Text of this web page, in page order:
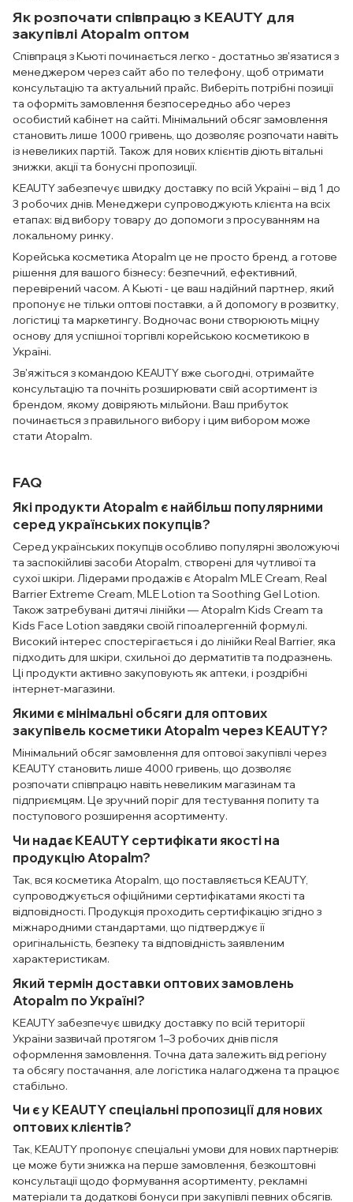
Як розпочати співпрацю з KEAUTY для
закупівлі Atopalm оптом
Співпраця з Кьюті починається легко - достатньо зв'язатися з
менеджером через сайт або по телефону, щоб отримати
консультацію та актуальний прайс. Виберіть потрібні позиції
та оформіть замовлення безпосередньо або через
особистий кабінет на сайті. Мінімальний обсяг замовлення
становить лише 1000 гривень, що дозволяє розпочати навіть
із невеликих партій. Також для нових клієнтів діють вітальні
знижки, акції та бонусні пропозиції.
KEAUTY забезпечує швидку доставку по всій Україні – від 1 до
3 робочих днів. Менеджери супроводжують клієнта на всіх
етапах: від вибору товару до допомоги з просуванням на
локальному ринку.
Корейська косметика Atopalm це не просто бренд, а готове
рішення для вашого бізнесу: безпечний, ефективний,
перевірений часом. А Кьюті - це ваш надійний партнер, який
пропонує не тільки оптові поставки, а й допомогу в розвитку,
логістиці та маркетингу. Водночас вони створюють міцну
основу для успішної торгівлі корейською косметикою в
Україні.
Зв'яжіться з командою KEAUTY вже сьогодні, отримайте
консультацію та почніть розширювати свій асортимент із
брендом, якому довіряють мільйони. Ваш прибуток
починається з правильного вибору і цим вибором може
стати Atopalm.
FAQ
Які продукти Atopalm є найбільш популярними
серед українських покупців?
Серед українських покупців особливо популярні зволожуючі
та заспокійливі засоби Atopalm, створені для чутливої ​​та
сухої шкіри. Лідерами продажів є Atopalm MLE Cream, Real
Barrier Extreme Cream, MLE Lotion та Soothing Gel Lotion.
Також затребувані дитячі лінійки — Atopalm Kids Cream та
Kids Face Lotion завдяки своїй гіпоалергенній формулі.
Високий інтерес спостерігається і до лінійки Real Barrier, яка
підходить для шкіри, схильної до дерматитів та подразнень.
Ці продукти активно закуповують як аптеки, і роздрібні
інтернет-магазини.
Якими є мінімальні обсяги для оптових
закупівель косметики Atopalm через KEAUTY?
Мінімальний обсяг замовлення для оптової закупівлі через
KEAUTY становить лише 4000 гривень, що дозволяє
розпочати співпрацю навіть невеликим магазинам та
підприємцям. Це зручний поріг для тестування попиту та
поступового розширення асортименту.
Чи надає KEAUTY сертифікати якості на
продукцію Atopalm?
Так, вся косметика Atopalm, що поставляється KEAUTY,
супроводжується офіційними сертифікатами якості та
відповідності. Продукція проходить сертифікацію згідно з
міжнародними стандартами, що підтверджує її
оригінальність, безпеку та відповідність заявленим
характеристикам.
Який термін доставки оптових замовлень
Atopalm по Україні?
KEAUTY забезпечує швидку доставку по всій території
України зазвичай протягом 1–3 робочих днів після
оформлення замовлення. Точна дата залежить від регіону
та обсягу постачання, але логістика налагоджена та працює
стабільно.
Чи є у KEAUTY спеціальні пропозиції для нових
оптових клієнтів?
Так, KEAUTY пропонує спеціальні умови для нових партнерів:
це може бути знижка на перше замовлення, безкоштовні
консультації щодо формування асортименту, рекламні
матеріали та додаткові бонуси при закупівлі певних обсягів.